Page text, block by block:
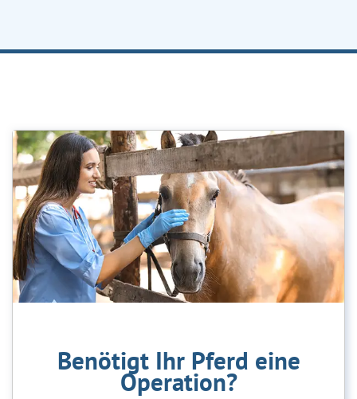
Benötigt Ihr Pferd eine
Operation?